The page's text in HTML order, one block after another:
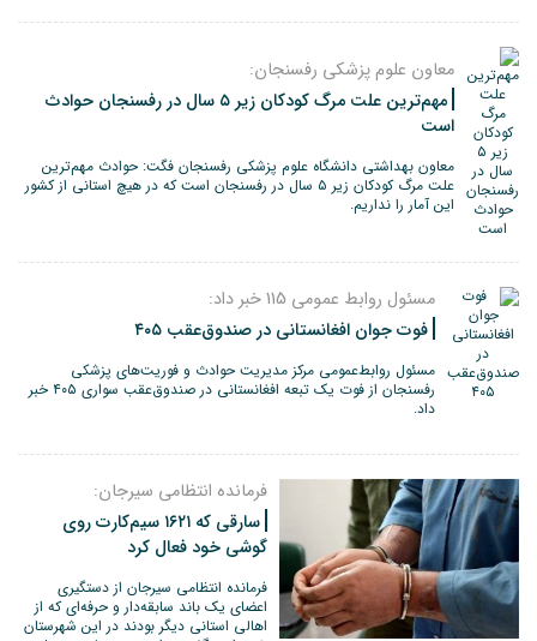
معاون علوم پزشکی رفسنجان:
مهم‌ترین علت مرگ کودکان زیر ۵ سال در رفسنجان حوادث
است
معاون بهداشتی دانشگاه علوم پزشکی رفسنجان فگت: حوادث مهم‌ترین
علت مرگ کودکان زیر ۵ سال در رفسنجان است که در هیچ استانی از کشور
این آمار را نداریم.
مسئول روابط عمومی 115 خبر داد:
فوت جوان افغانستانی در صندوق‌عقب ۴۰۵
مسئول روابط‌عمومی مرکز مدیریت حوادث و فوریت‌های پزشکی
رفسنجان از فوت یک تبعه افغانستانی در صندوق‌عقب سواری ۴۰۵ خبر
داد.
فرمانده انتظامی سیرجان:
سارقی که ۱۶۲۱ سیم‌کارت روی
گوشی خود فعال کرد
فرمانده انتظامی سیرجان از دستگیری
اعضای یک باند سابقه‌دار و حرفه‌ای که از
اهالی استانی دیگر بودند در این شهرستان